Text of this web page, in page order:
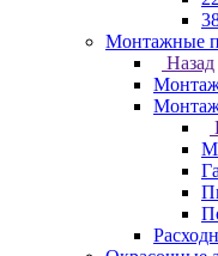
Монтажные
Назад